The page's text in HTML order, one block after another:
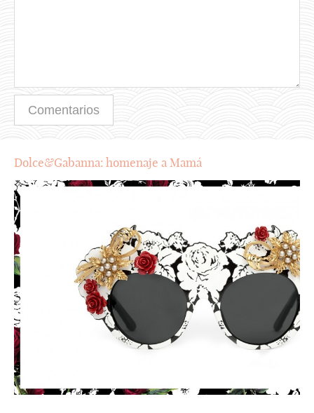
Dolce&Gabanna: homenaje a Mamá